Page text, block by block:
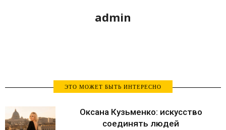
admin
ЭТО МОЖЕТ БЫТЬ ИНТЕРЕСНО
Оксана Кузьменко: искусство
соединять людей